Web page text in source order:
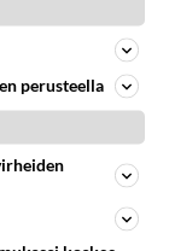
67
1115
76
perusteella